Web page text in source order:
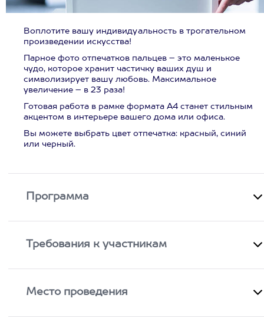
Воплотите вашу индивидуальность в трогательном
произведении искусства!
Парное фото отпечатков пальцев – это маленькое
чудо, которое хранит частичку ваших душ и
символизирует вашу любовь. Максимальное
увеличение – в 23 раза!
Готовая работа в рамке формата А4 станет стильным
акцентом в интерьере вашего дома или офиса.
Вы можете выбрать цвет отпечатка: красный, синий
или черный.
Программа
Требования к участникам
Место проведения